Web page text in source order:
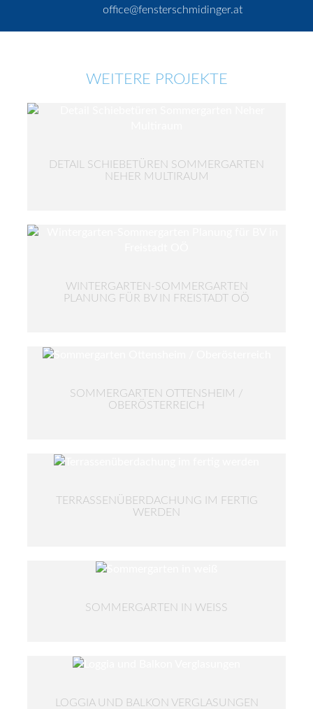
office@fensterschmidinger.at
WEITERE PROJEKTE
DETAIL SCHIEBETÜREN SOMMERGARTEN
NEHER MULTIRAUM
WINTERGARTEN-SOMMERGARTEN
PLANUNG FÜR BV IN FREISTADT OÖ
SOMMERGARTEN OTTENSHEIM /
OBERÖSTERREICH
TERRASSENÜBERDACHUNG IM FERTIG
WERDEN
SOMMERGARTEN IN WEISS
LOGGIA UND BALKON VERGLASUNGEN